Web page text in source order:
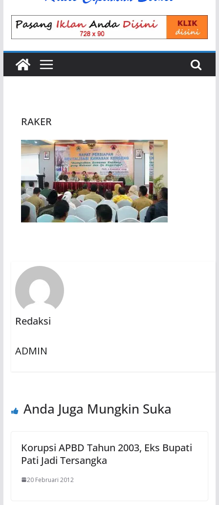
RAKER
Redaksi
ADMIN
Anda Juga Mungkin Suka
Korupsi APBD Tahun 2003, Eks Bupati
Pati Jadi Tersangka
20 Februari 2012